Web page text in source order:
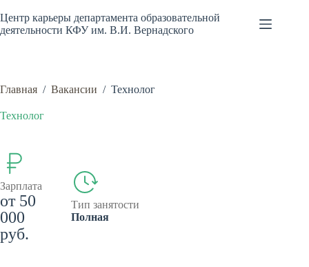
к
сути
Центр карьеры департамента образовательной
деятельности КФУ им. В.И. Вернадского
Главная / Вакансии / Технолог
Технолог
Зарплата
от 50
000
руб.
Тип занятости
Полная